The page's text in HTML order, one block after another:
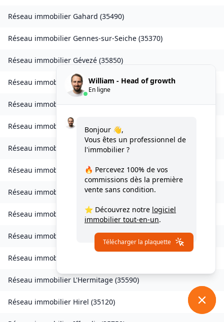
Réseau immobilier Gahard (35490)
Réseau immobilier Gennes-sur-Seiche (35370)
Réseau immobilier Gévezé (35850)
Réseau immobilierGosné(35140)
Réseau immobilierLa Gouesnière(35350)
Réseau immobilierGoven(35580)
Réseau immobilier Grand-Fougeray(
Réseau immobilier La Guerche-de-Bretagne (35130
Réseau immobilier Guichen( 35580)
Réseau immobilier Guignen(35580)
Réseau immobilier Guipel(
Réseau immobilier
Réseau immobilier L'Hermitage (35590)
Réseau immobilier Hirel (35120)
William - Head of growth
En ligne
Bonjour 👋,
Vous êtes un professionnel de
l'immobilier ?
🔥 Percevez 100% de vos
commissions dès la première
vente sans condition.
⭐ Découvrez notre logiciel
immobilier tout-en-un.
Télécharger la plaquette